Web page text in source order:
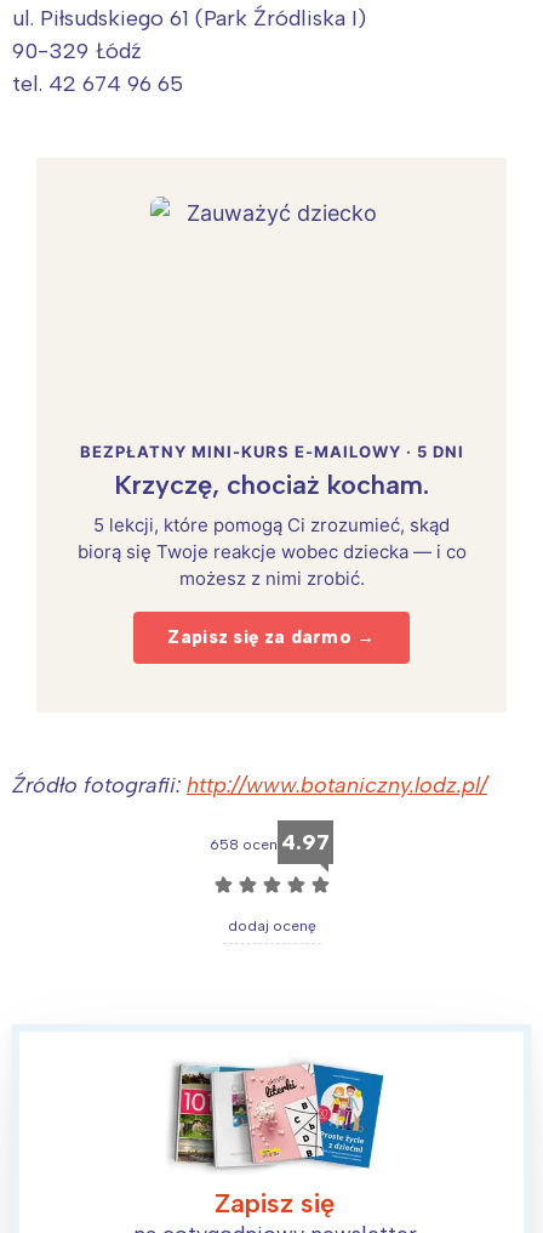
ul. Piłsudskiego 61 (Park Źródliska I)
90-329 Łódź
tel. 42 674 96 65
BEZPŁATNY MINI-KURS E-MAILOWY · 5 DNI
Krzyczę, chociaż kocham.
5 lekcji, które pomogą Ci zrozumieć, skąd
biorą się Twoje reakcje wobec dziecka — i co
możesz z nimi zrobić.
Zapisz się za darmo →
Źródło fotografii: http://www.botaniczny.lodz.pl/
658 ocen 4.97
☆ ☆ ☆ ☆ ☆
dodaj ocenę
Zapisz się